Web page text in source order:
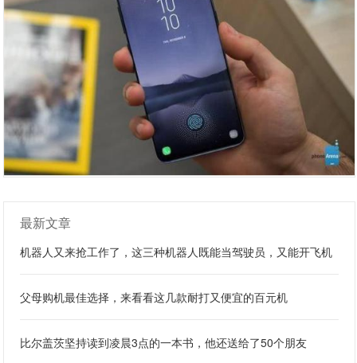
最新文章
机器人又来抢工作了，这三种机器人既能当驾驶员，又能开飞机
父母购机最佳选择，来看看这几款耐打又便宜的百元机
比尔盖茨坚持读到凌晨3点的一本书，他还送给了50个朋友